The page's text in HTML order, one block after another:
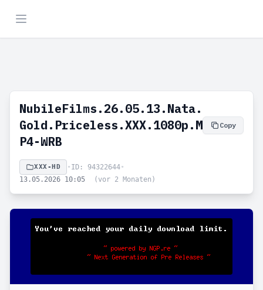
NubileFilms.26.05.13.Nata.
Gold.Priceless.XXX.1080p.M
P4-WRB
Copy
XXX-HD • ID: 94322644•
13.05.2026 10:05
(vor 2 Monaten)